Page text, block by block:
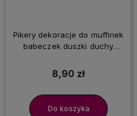
Pikery dekoracje do muffinek
babeczek duszki duchy
8,90 zł
Do koszyka